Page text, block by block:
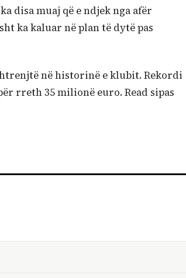
disa muaj që e ndjek nga afër
ka kaluar në plan të dytë pas
në historinë e klubit. Rekordi
rreth 35 milionë euro. Read sipas